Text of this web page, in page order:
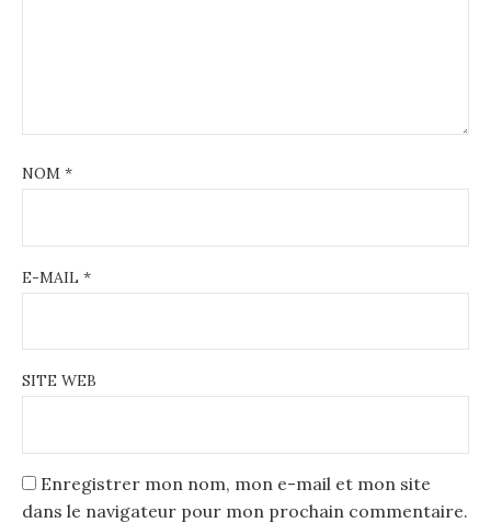
NOM *
E-MAIL *
SITE WEB
Enregistrer mon nom, mon e-mail et mon site
dans le navigateur pour mon prochain commentaire.